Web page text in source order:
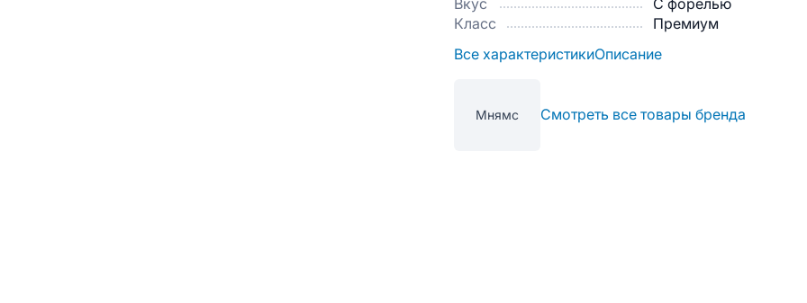
Вкус
С форелью
Класс
Премиум
Все характеристикиОписание
Мнямс Смотреть все товары бренда